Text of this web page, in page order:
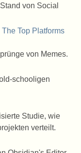
von Social
Top Platforms
von Memes.
schooligen
Studie, wie
verteilt.